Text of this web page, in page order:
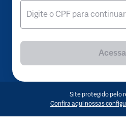
Digite o CPF para continuar
Site protegido pelo
Confira aqui nossas